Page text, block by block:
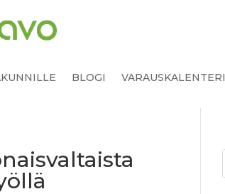
BLOGI VARAUSKALENTERI